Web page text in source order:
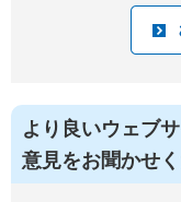
より良いウェブ
意見をお聞かせ